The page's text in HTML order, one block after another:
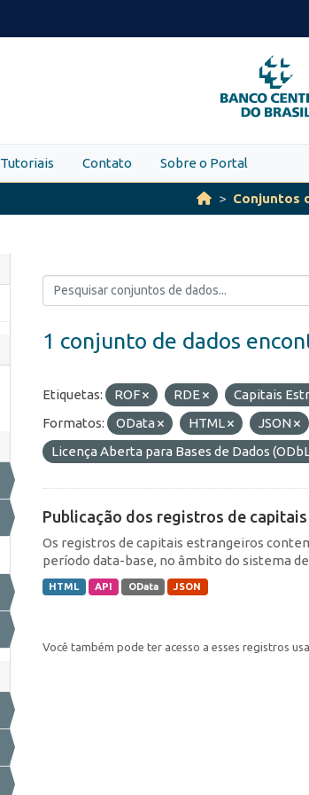
PARA
O
Tutoriais Contato Sobre o Portal
Conjuntos
1 conjunto de dados
Etiquetas: ROF RDE Capitais
Formatos:
OData HTML JSON
Licença Aberta para Bases de Dados
Publicação dos registros de
Os registros de capitais estrangeiros
período data-base, no âmbito do sistema
HTML API OData JSON
Você também pode ter acesso a esses registros